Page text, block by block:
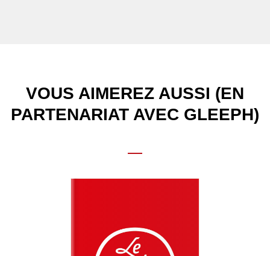
VOUS AIMEREZ AUSSI (EN
PARTENARIAT AVEC GLEEPH)